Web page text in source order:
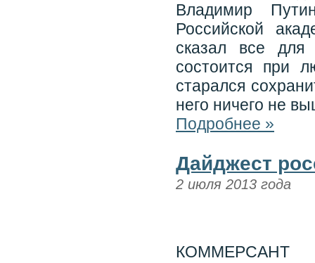
Владимир
Российской
сказал все
состоится при
старался
него ничего не
Подробнее »
Дайджест
2 июля 2013 года
КОММЕРСАНТ